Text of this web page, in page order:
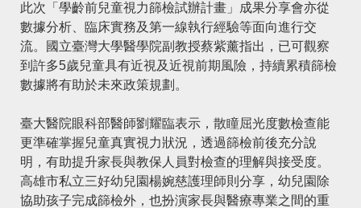
此次「學齡前兒童視力篩檢試辦計畫」成果分享會亦從
數據分析、臨床實務及第一線執行經驗等面向進行交
流。國立臺灣大學醫學院副教授蔡紫薰指出，已可觀察
到許多5歲兒童具有近視及近視前期風險，持續累積篩檢
數據將有助於未來政策規劃。
臺大醫院眼科部醫師劉耀臨表示，散瞳屈光度數檢查能
更準確掌握兒童真實視力狀況，透過篩檢前後充分說
明，有助提升家長與教保人員對檢查的理解與接受度。
高雄市私立三好幼兒園楊婉慈護理師則分享，幼兒園除
協助孩子完成篩檢外，也扮演家長與醫療專業之間的重